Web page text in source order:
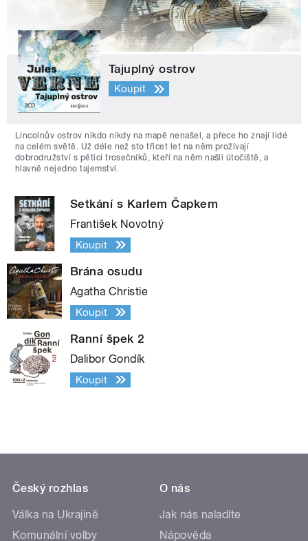
Tajuplný ostrov
Koupit
Lincolnův ostrov nikdo nikdy na mapě nenašel, a přece ho znají lidé
na celém světě. Už déle než sto třicet let na něm prožívají
dobrodružství s pěticí trosečníků, kteří na něm našli útočiště, a
hlavně nejedno tajemství.
Setkání s Karlem Čapkem
František Novotný
Koupit
Brána osudu
Agatha Christie
Koupit
Ranní špek 2
Dalibor Gondík
Koupit
Český rozhlas
Válka na Ukrajině
Komunální volby
O nás
Jak nás naladíte
Nápověda